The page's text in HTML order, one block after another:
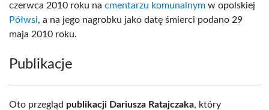
czerwca 2010 roku na cmentarzu komunalnym w opolskiej
Półwsi, a na jego nagrobku jako datę śmierci podano 29
maja 2010 roku.
Publikacje
Oto przegląd publikacji Dariusza Ratajczaka, który